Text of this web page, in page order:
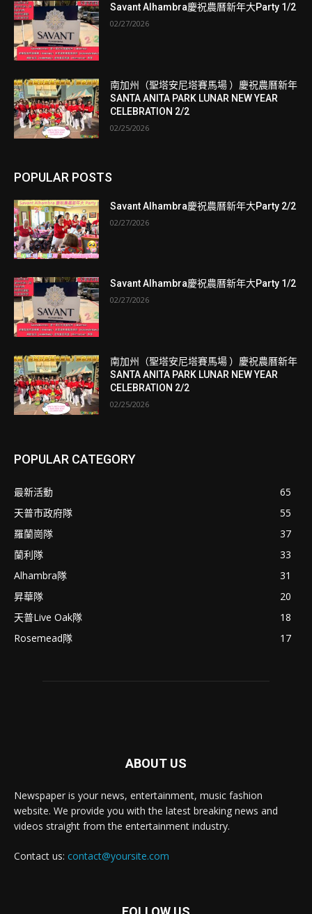
Savant Alhambra慶祝農曆新年大Party 1/2
02/27/2026
南加州（聖塔安尼塔賽馬場 ）慶祝農曆新年
SANTA ANITA PARK LUNAR NEW YEAR
CELEBRATION 2/2
02/25/2026
POPULAR POSTS
Savant Alhambra慶祝農曆新年大Party 2/2
02/27/2026
Savant Alhambra慶祝農曆新年大Party 1/2
02/27/2026
南加州（聖塔安尼塔賽馬場 ）慶祝農曆新年
SANTA ANITA PARK LUNAR NEW YEAR
CELEBRATION 2/2
02/25/2026
POPULAR CATEGORY
最新活動
65
天普市政府隊
55
羅蘭崗隊
37
蘭利隊
33
Alhambra隊
31
昇華隊
20
天普Live Oak隊
18
Rosemead隊
17
ABOUT US
Newspaper is your news, entertainment, music fashion
website. We provide you with the latest breaking news and
videos straight from the entertainment industry.
Contact us: contact@yoursite.com